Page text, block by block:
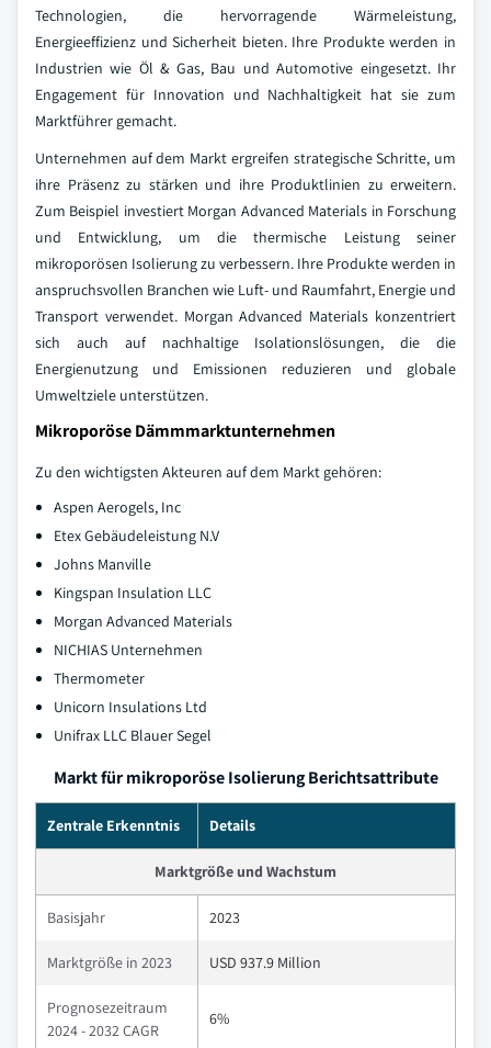
Technologien, die hervorragende Wärmeleistung,
Energieeffizienz und Sicherheit bieten. Ihre Produkte werden in
Industrien wie Öl & Gas, Bau und Automotive eingesetzt. Ihr
Engagement für Innovation und Nachhaltigkeit hat sie zum
Marktführer gemacht.
Unternehmen auf dem Markt ergreifen strategische Schritte, um
ihre Präsenz zu stärken und ihre Produktlinien zu erweitern.
Zum Beispiel investiert Morgan Advanced Materials in Forschung
und Entwicklung, um die thermische Leistung seiner
mikroporösen Isolierung zu verbessern. Ihre Produkte werden in
anspruchsvollen Branchen wie Luft- und Raumfahrt, Energie und
Transport verwendet. Morgan Advanced Materials konzentriert
sich auch auf nachhaltige Isolationslösungen, die die
Energienutzung und Emissionen reduzieren und globale
Umweltziele unterstützen.
Mikroporöse Dämmmarktunternehmen
Zu den wichtigsten Akteuren auf dem Markt gehören:
Aspen Aerogels, Inc
Etex Gebäudeleistung N.V
Johns Manville
Kingspan Insulation LLC
Morgan Advanced Materials
NICHIAS Unternehmen
Thermometer
Unicorn Insulations Ltd
Unifrax LLC Blauer Segel
Markt für mikroporöse Isolierung Berichtsattribute
Zentrale Erkenntnis Details
Marktgröße und Wachstum
Basisjahr 2023
Marktgröße in 2023 USD 937.9 Million
Prognosezeitraum
2024 - 2032 CAGR
6%